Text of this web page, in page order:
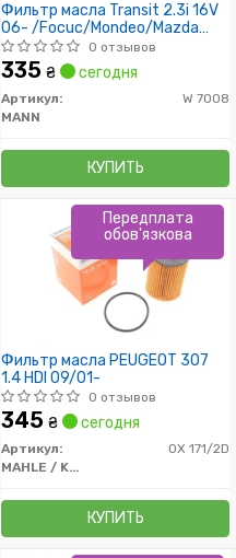
Фильтр масла Transit 2.3i 16V
06- /Focuc/Mondeo/Mazda
1.8/2.0 00-
0 отзывов
335 ₴ сегодня
Артикул:
W 7008
MANN
КУПИТЬ
Фильтр масла PEUGEOT 307
1.4 HDI 09/01-
0 отзывов
345 ₴ сегодня
Артикул:
OX 171/2D
MAHLE / KNECHT
КУПИТЬ
Передплата
обов'язкова